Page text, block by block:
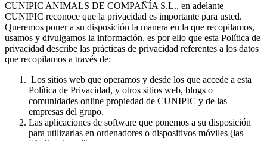
CUNIPIC ANIMALS DE COMPAÑÍA S.L., en adelante
CUNIPIC reconoce que la privacidad es importante para usted.
Queremos poner a su disposición la manera en la que recopilamos,
usamos y divulgamos la información, es por ello que esta Política de
privacidad describe las prácticas de privacidad referentes a los datos
que recopilamos a través de:
Los sitios web que operamos y desde los que accede a esta
Política de Privacidad, y otros sitios web, blogs o
comunidades online propiedad de CUNIPIC y de las
empresas del grupo.
Las aplicaciones de software que ponemos a su disposición
para utilizarlas en ordenadores o dispositivos móviles (las